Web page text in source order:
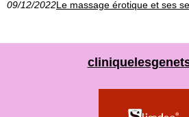
09/12/2022Le massage érotique et ses